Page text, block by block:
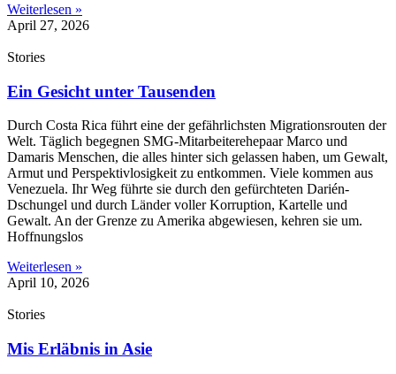
Weiterlesen »
April 27, 2026
Stories
Ein Gesicht unter Tausenden
Durch Costa Rica führt eine der gefährlichsten Migrationsrouten der
Welt. Täglich begegnen SMG-Mitarbeiterehepaar Marco und
Damaris Menschen, die alles hinter sich gelassen haben, um Gewalt,
Armut und Perspektivlosigkeit zu entkommen. Viele kommen aus
Venezuela. Ihr Weg führte sie durch den gefürchteten Darién-
Dschungel und durch Länder voller Korruption, Kartelle und
Gewalt. An der Grenze zu Amerika abgewiesen, kehren sie um.
Hoffnungslos
Weiterlesen »
April 10, 2026
Stories
Mis Erläbnis in Asie